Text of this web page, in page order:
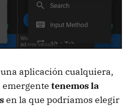
aplicación cualquiera,
tenemos la
en la que podríamos elegir